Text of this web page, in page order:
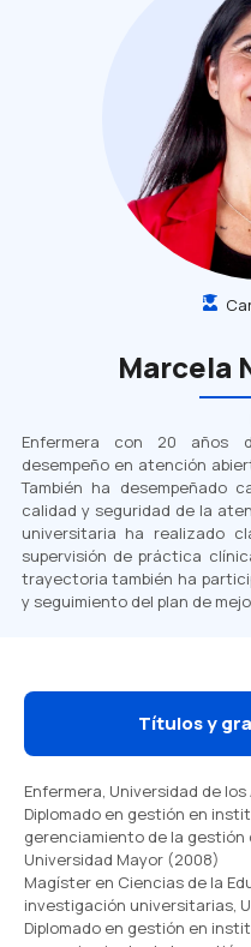
Marcela
Enfermera con 20 años
desempeño en atención
También ha desempeñado
calidad y seguridad de la
universitaria ha realizado
supervisión de práctica
trayectoria también ha
y seguimiento del plan de
Títulos y
Enfermera, Universidad de los
Diplomado en gestión en
gerenciamiento de la
Universidad Mayor (2008)
Magíster en Ciencias de la
investigación universitarias,
Diplomado en gestión en